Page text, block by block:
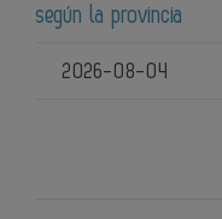
según la provincia
2026-08-04